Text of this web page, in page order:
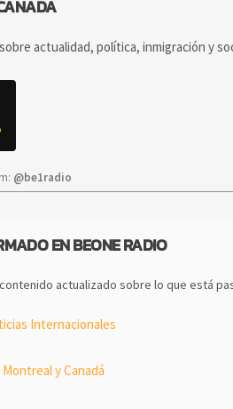
actualidad, política, inmigración y
@be1radio
EN BEONE RADIO
actualizado sobre lo que está
Internacionales
y Canadá